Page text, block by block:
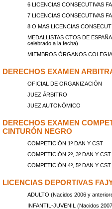
6 LICENCIAS CONSECUTIVAS
7 LICENCIAS CONSECUTIVAS
8 O MAS LICENCIAS
MEDALLISTAS CTOS DE
celebrado a la fecha)
MIEMBROS ÓRGANOS
DERECHOS EXAMEN
OFICIAL DE ORGANIZACIÓN
JUEZ ÁRBITRO
JUEZ AUTONÓMICO
DERECHOS EXAMEN
CINTURÓN NEGRO
COMPETICIÓN 1º DAN Y CST
COMPETICIÓN 2º, 3º DAN Y CST
COMPETICIÓN 4º, 5º DAN Y CST
LICENCIAS DEPORTIVAS
ADULTO (Nacidos 2006 y
INFANTIL-JUVENIL (Nacidos